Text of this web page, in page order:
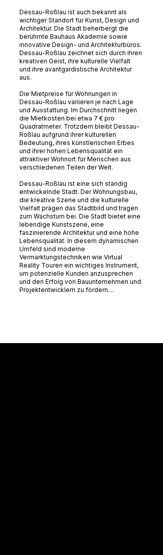
Dessau-Roßlau ist auch bekannt als
wichtiger Standort für Kunst, Design und
Architektur. Die Stadt beherbergt die
berühmte Bauhaus Akademie sowie
innovative Design- und Architekturbüros.
Dessau-Roßlau zeichnet sich durch ihren
kreativen Geist, ihre kulturelle Vielfalt
und ihre avantgardistische Architektur
aus.
Die Mietpreise für Wohnungen in
Dessau-Roßlau variieren je nach Lage
und Ausstattung. Im Durchschnitt liegen
die Mietkosten bei etwa 7 € pro
Quadratmeter. Trotzdem bleibt Dessau-
Roßlau aufgrund ihrer kulturellen
Bedeutung, ihres künstlerischen Erbes
und ihrer hohen Lebensqualität ein
attraktiver Wohnort für Menschen aus
verschiedenen Teilen der Welt.
Dessau-Roßlau ist eine sich ständig
entwickelnde Stadt. Der Wohnungsbau,
die kreative Szene und die kulturelle
Vielfalt prägen das Stadtbild und tragen
zum Wachstum bei. Die Stadt bietet eine
lebendige Kunstszene, eine
faszinierende Architektur und eine hohe
Lebensqualität. In diesem dynamischen
Umfeld sind moderne
Vermarktungstechniken wie Virtual
Reality Touren ein wichtiges Instrument,
um potenzielle Kunden anzusprechen
und den Erfolg von Bauunternehmen und
Projektentwicklern zu fördern....